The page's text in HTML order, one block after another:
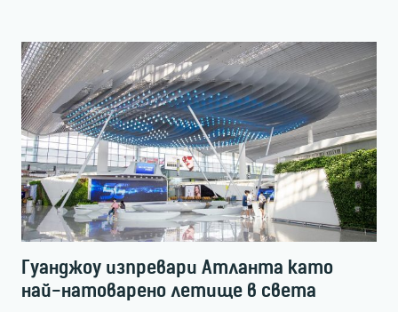
Гуанджоу изпревари Атланта като
най-натоварено летище в света